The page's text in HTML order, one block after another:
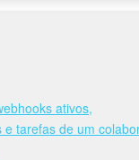
ativos,
tarefas de um